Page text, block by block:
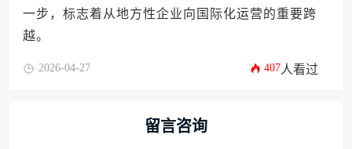
一步，标志着从地方性企业向国际化运营的重要跨
越。
2026-04-27 407人看过
留言咨询